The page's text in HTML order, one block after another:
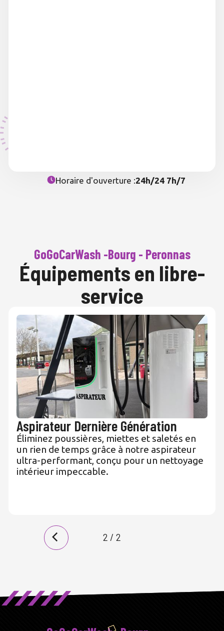
Horaire d'ouverture :24h/24 7h/7
GoGoCarWash -Bourg - Peronnas
Équipements en libre-
service
Aspirateur Dernière Génération
Éliminez poussières, miettes et saletés en
un rien de temps grâce à notre aspirateur
ultra-performant, conçu pour un nettoyage
intérieur impeccable.
2 / 2